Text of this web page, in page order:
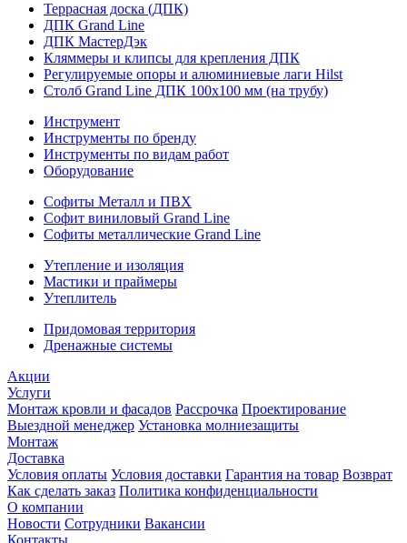
Террасная доска (ДПК)
ДПК Grand Line
ДПК МастерДэк
Кляммеры и клипсы для крепления ДПК
Регулируемые опоры и алюминиевые лаги Hilst
Столб Grand Line ДПК 100х100 мм (на трубу)
Инструмент
Инструменты по бренду
Инструменты по видам работ
Оборудование
Софиты Металл и ПВХ
Софит виниловый Grand Line
Софиты металлические Grand Line
Утепление и изоляция
Мастики и праймеры
Утеплитель
Придомовая территория
Дренажные системы
Акции
Услуги
Монтаж кровли и фасадов Рассрочка Проектирование
Выездной менеджер Установка молниезащиты
Монтаж
Доставка
Условия оплаты Условия доставки Гарантия на товар Возврат
Как сделать заказ Политика конфиденциальности
О компании
Новости Сотрудники Вакансии
Контакты